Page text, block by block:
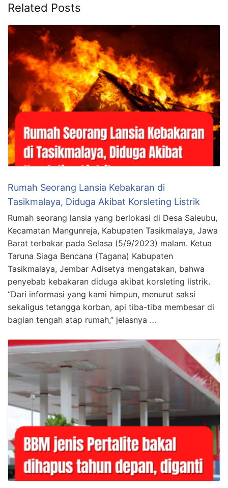
Related Posts
Rumah Seorang Lansia Kebakaran di
Tasikmalaya, Diduga Akibat Korsleting Listrik
Rumah seorang lansia yang berlokasi di Desa Saleubu,
Kecamatan Mangunreja, Kabupaten Tasikmalaya, Jawa
Barat terbakar pada Selasa (5/9/2023) malam. Ketua
Taruna Siaga Bencana (Tagana) Kabupaten
Tasikmalaya, Jembar Adisetya mengatakan, bahwa
penyebab kebakaran diduga akibat korsleting listrik.
“Dari informasi yang kami himpun, menurut saksi
sekaligus tetangga korban, api tiba-tiba membesar di
bagian tengah atap rumah,” jelasnya …